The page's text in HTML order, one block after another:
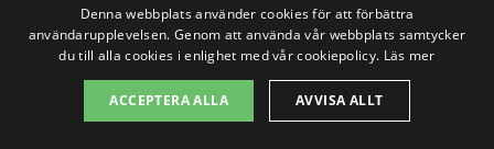
Att installera solceller är ett utmärkt sätt
att minska energikostnaderna och bli mer
Denna webbplats använder cookies för att förbättra
användarupplevelsen. Genom att använda vår webbplats samtycker
du till alla cookies i enlighet med vår cookiepolicy. Läs mer
ACCEPTERA ALLA AVVISA ALLT